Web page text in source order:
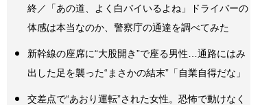
終／「あの道、よく白バイいるよね」ドライバーの
体感は本当なのか、警察庁の通達を調べてみた
新幹線の座席に“大股開き”で座る男性…通路にはみ
出した足を襲った“まさかの結末”「自業自得だな」
交差点で“あおり運転”された女性。恐怖で動けなく